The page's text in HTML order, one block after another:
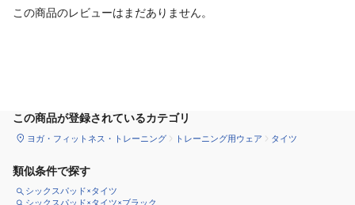
この商品のレビューはまだありません。
この商品が登録されているカテゴリ
ヨガ・フィットネス・トレーニング トレーニング用ウェア タイツ
類似条件で探す
シックスパッド×タイツ